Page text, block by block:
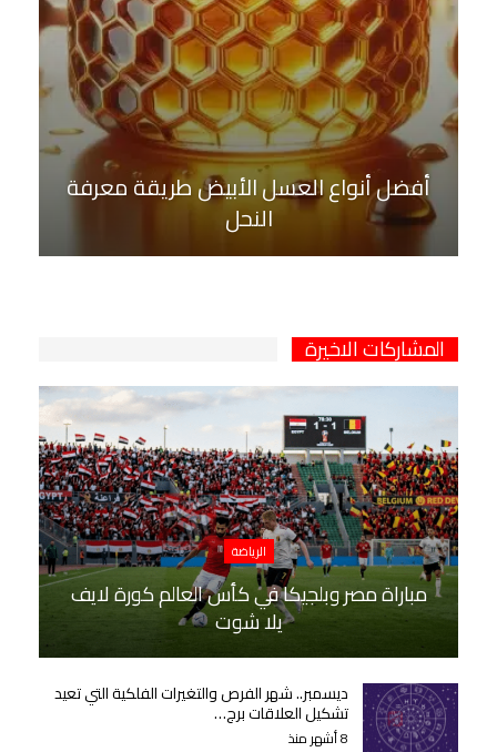
أفضل أنواع العسل الأبيض طريقة معرفة
النحل
المشاركات الاخيرة
الرياضة
مباراة مصر وبلجيكا في كأس العالم كورة لايف
يلا شوت
ديسمبر.. شهر الفرص والتغيرات الفلكية التي تعيد
تشكيل العلاقات برج…
8 أشهر منذ